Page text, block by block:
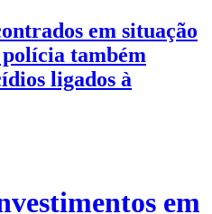
em situação
também
ligados à
em